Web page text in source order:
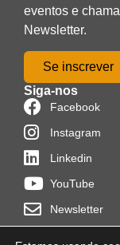
eventos e
Newsletter.
Se inscrever
Siga-nos
Facebook
Instagram
Linkedin
YouTube
Newsletter